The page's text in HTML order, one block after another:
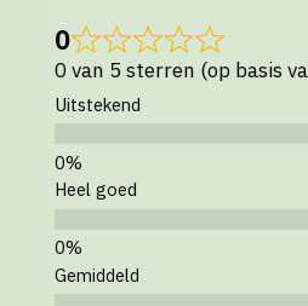
0
0 van 5 sterren (op basis
Uitstekend
Heel goed
Gemiddeld